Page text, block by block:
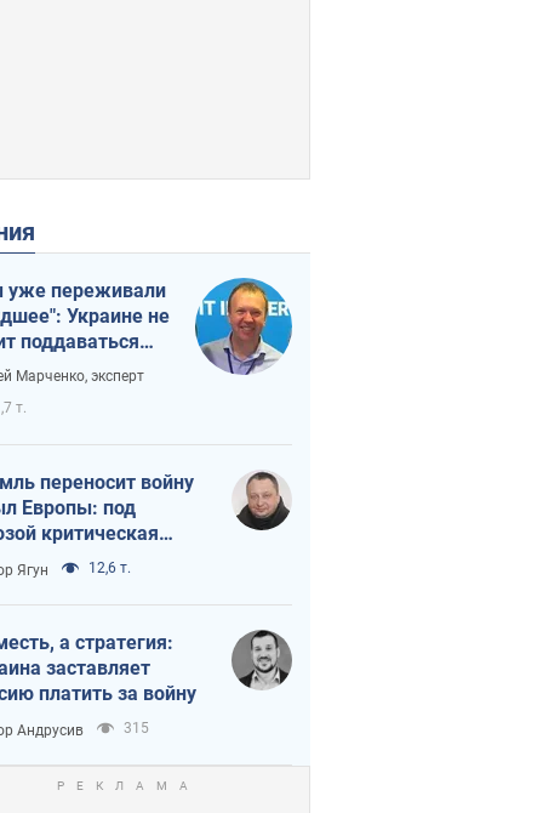
переживали
Украине не
поддаваться
из-за
Марченко, эксперт
т.
переносит войну
Европы: под
критическая
Ягун 12,6 т.
а стратегия:
заставляет
платить за войну
Андрусив 315